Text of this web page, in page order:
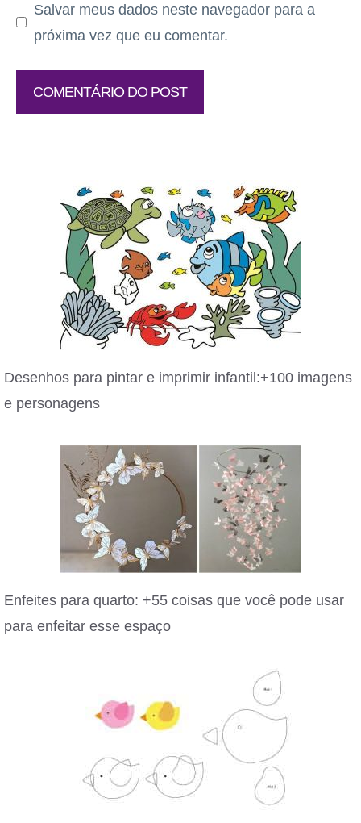
Salvar meus dados neste navegador para a
próxima vez que eu comentar.
Desenhos para pintar e imprimir infantil:+100 imagens
e personagens
Enfeites para quarto: +55 coisas que você pode usar
para enfeitar esse espaço